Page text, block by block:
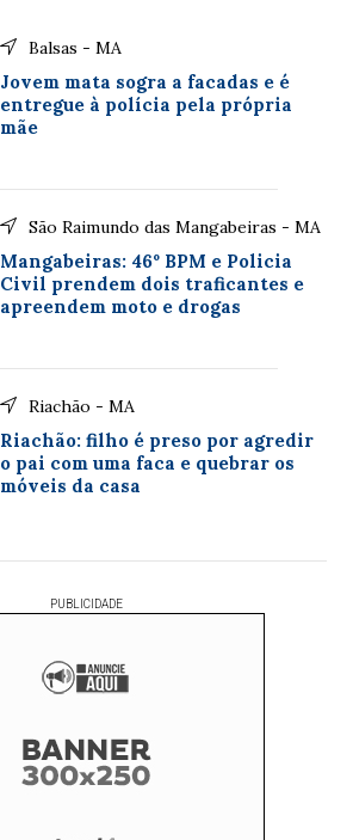
Balsas - MA
Jovem mata sogra a facadas e é
entregue à polícia pela própria
mãe
São Raimundo das Mangabeiras - MA
Mangabeiras: 46º BPM e Policia
Civil prendem dois traficantes e
apreendem moto e drogas
Riachão - MA
Riachão: filho é preso por agredir
o pai com uma faca e quebrar os
móveis da casa
PUBLICIDADE